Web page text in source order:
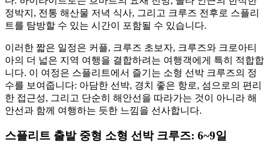
정박지, 전통 해산물 저녁 식사, 그리고 크루즈 전후로 스플리
트를 탐방할 수 있는 시간이 포함될 수 있습니다.
이러한 짧은 일정은 커플, 크루즈 초보자, 크루즈와 크로아티
아의 더 넓은 지역 여행을 결합하려는 여행객에게 특히 적합합
니다. 이 여정은 스플리트에서 즐기는 소형 선박 크루즈의 정
수를 보여줍니다: 아담한 선박, 경치 좋은 항로, 섬으로의 편리
한 접근성, 그리고 단순히 해안선을 따라가는 것이 아니라 해
안선과 함께 여행하는 듯한 느낌을 선사합니다.
스플리트 출발 중형 소형 선박 크루즈: 6~9일